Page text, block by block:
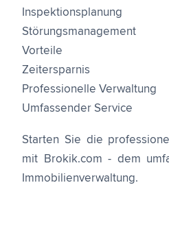
Inspektionsplanung
Störungsmanagement
Vorteile
Zeitersparnis
Professionelle Verwaltung
Umfassender Service
Starten Sie die
mit Brokik.com - dem
Immobilienverwaltung.